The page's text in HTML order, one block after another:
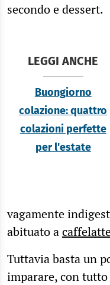
secondo e dessert.
LEGGI ANCHE
Buongiorno
colazione: quattro
colazioni perfette
per l'estate
vagamente
abituato a
Tuttavia basta un
imparare, con